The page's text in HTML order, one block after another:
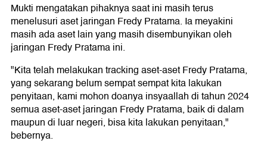
Mukti mengatakan pihaknya saat ini masih terus
menelusuri aset jaringan Fredy Pratama. Ia meyakini
masih ada aset lain yang masih disembunyikan oleh
jaringan Fredy Pratama ini.
"Kita telah melakukan tracking aset-aset Fredy Pratama,
yang sekarang belum sempat sempat kita lakukan
penyitaan, kami mohon doanya insyaallah di tahun 2024
semua aset-aset jaringan Fredy Pratama, baik di dalam
maupun di luar negeri, bisa kita lakukan penyitaan,"
bebernya.